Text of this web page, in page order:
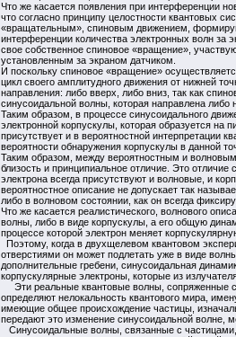
Что же касается появления при интерференции
что согласно принципу целостности квантовых
«вращательным», спиновым движением,
интерференции количества электронных волн за
свое собственное спиновое «вращение»,
установленным за экраном датчиком.
И поскольку спиновое «вращение»
цикл своего амплитудного движения от нижней
направления: либо вверх, либо вниз, так как
синусоидальной волны, которая направлена
Таким образом, в процессе синусоидального
электронной корпускулы, которая образуется на
присутствует и в вероятностной интерпретации
вероятности обнаружения корпускулы в данной
Таким образом, между вероятностным и
близость и принципиальное отличие. Это отличие
электрона всегда присутствуют и волновые, и
вероятностное описание не допускает так
либо в волновом состоянии, как он всегда
Что же касается реалистического, волнового
волны, либо в виде корпускулы, а его общую
процессе которой электрон меняет
Поэтому, когда в двухщелевом квантовом
отверстиями он может подлетать уже в виде
дополнительные гребени, синусоидальная
корпускулярные электроны, которые из
Эти реальные квантовые волны, сопряженные
определяют нелокальность квантового мира,
имеющие общее происхождение частицы,
передают это изменение синусоидальной
Синусоидальные волны, связанные с